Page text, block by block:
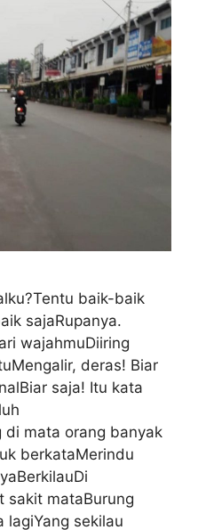
baik-baik
sajaRupanya.
wajahmuDiiring
deras! Biar
saja! Itu kata
di mata orang banyak
berkataMerindu
sakit mataBurung
sekilau